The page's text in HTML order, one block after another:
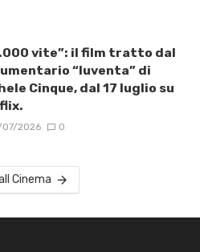
vite”: il film tratto dal
“Iuventa” di
Cinque, dal 17 luglio su
07/2026 0
Cinema